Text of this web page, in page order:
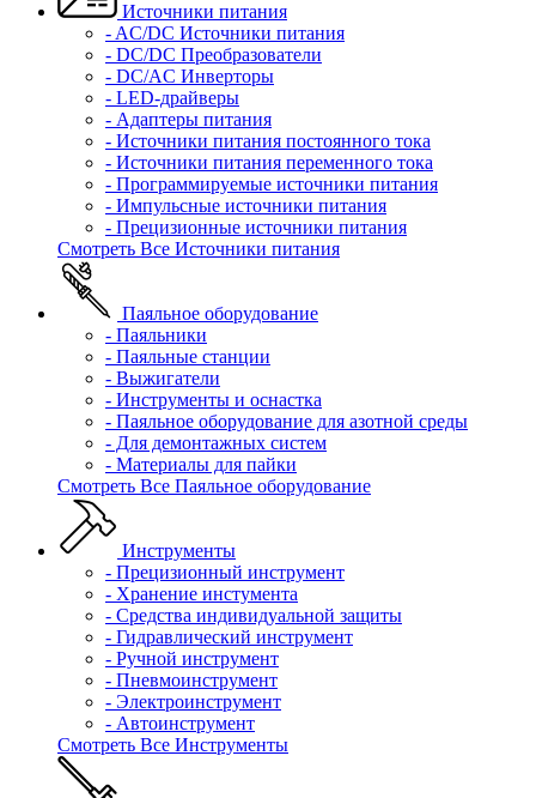
Источники питания
- AC/DC Источники питания
- DC/DC Преобразователи
- DC/AC Инверторы
- LED-драйверы
- Адаптеры питания
- Источники питания постоянного тока
- Источники питания переменного тока
- Программируемые источники питания
- Импульсные источники питания
- Прецизионные источники питания
Смотреть Все Источники питания
Паяльное оборудование
- Паяльники
- Паяльные станции
- Выжигатели
- Инструменты и оснастка
- Паяльное оборудование для азотной среды
- Для демонтажных систем
- Материалы для пайки
Смотреть Все Паяльное оборудование
Инструменты
- Прецизионный инструмент
- Хранение инстумента
- Средства индивидуальной защиты
- Гидравлический инструмент
- Ручной инструмент
- Пневмоинструмент
- Электроинструмент
- Автоинструмент
Смотреть Все Инструменты